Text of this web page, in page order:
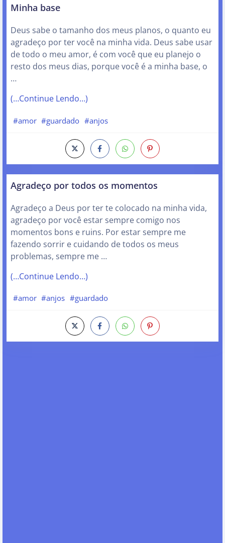
Minha base
Deus sabe o tamanho dos meus planos, o quanto eu
agradeço por ter você na minha vida. Deus sabe usar
de todo o meu amor, é com você que eu planejo o
resto dos meus dias, porque você é a minha base, o
…
(…Continue Lendo…)
#amor #guardado #anjos
Agradeço por todos os momentos
Agradeço a Deus por ter te colocado na minha vida,
agradeço por você estar sempre comigo nos
momentos bons e ruins. Por estar sempre me
fazendo sorrir e cuidando de todos os meus
problemas, sempre me …
(…Continue Lendo…)
#amor #anjos #guardado